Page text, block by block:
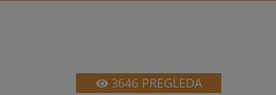
3646PREGLEDA